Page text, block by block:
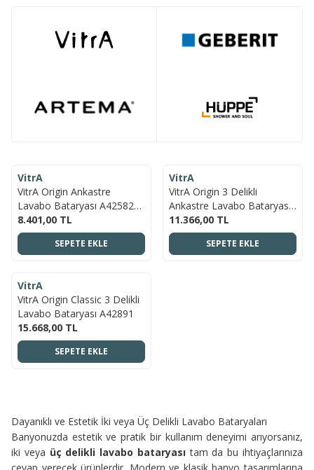
YENI
VitrA
VitrA Origin Ankastre
Lavabo Bataryası A42582
Sıva Üstü Grubu - Üç Rozetli
- Krom
8.401,00 TL
SEPETE EKLE
YENI
VitrA
VitrA Origin 3 Delikli
Ankastre Lavabo Bataryası
A4258236WTC Sıva Üstü
Grubu - Mat Siyah
11.366,00 TL
SEPETE EKLE
YENI
ÜCRETSIZ KARGO
VitrA
VitrA Origin Classic 3 Delikli
Lavabo Bataryası A42891
15.668,00 TL
SEPETE EKLE
Dayanıklı ve Estetik İki veya Üç Delikli Lavabo Bataryaları
Banyonuzda estetik ve pratik bir kullanım deneyimi arıyorsanız,
iki veya üç delikli lavabo bataryasıtam da bu ihtiyaçlarınıza